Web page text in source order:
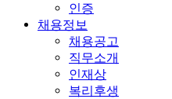
인증
채용정보
채용공고
직무소개
인재상
복리후생